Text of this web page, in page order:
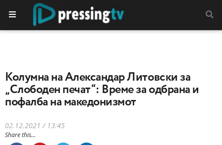
Колумна на Александар Литовски за
„Слободен печат“: Време за одбрана и
пофалба на македонизмот
02.12.2021 / 13:45
Share this...